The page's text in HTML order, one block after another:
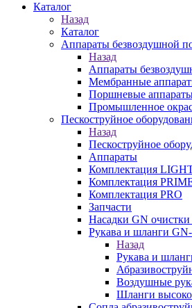
Каталог
Назад
Каталог
Аппараты безвоздушной
Назад
Аппараты
Мембранные
Поршневые
Промышленное
Пескоструйное
Назад
Пескоструйное
Аппараты
Комплектация
Комплектация
Комплектация PRO
Запчасти
Насадки GN очистки
Рукава и шланги
Назад
Рукава и
Воздушные
Шланги